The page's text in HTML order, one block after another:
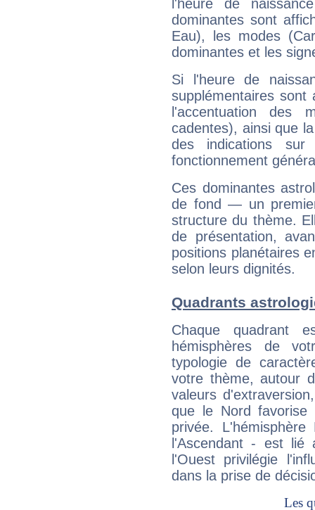
l'heure de
dominantes sont
Eau), les modes
dominantes et les
Si l'heure de
supplémentaires sont
l'accentuation des
cadentes), ainsi que
des indications sur
fonctionnement
Ces dominantes
de fond — un
structure du thème.
de présentation,
positions planétaires
selon leurs dignités.
Quadrants
Chaque quadrant
hémisphères de
typologie de
votre thème, autour
valeurs
que le Nord favorise
privée.
l'Ascendant - est
l'Ouest privilégie
dans la prise de